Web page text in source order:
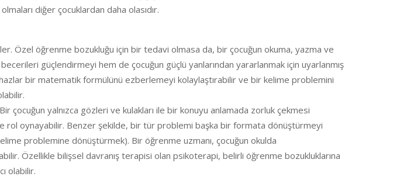
diğer çocuklardan daha olasıdır.
Özel öğrenme bozukluğu için bir tedavi olmasa da, bir çocuğun okuma, yazma ve
güçlendirmeyi hem de çocuğun güçlü yanlarından yararlanmak için uyarlanmış
bir matematik formülünü ezberlemeyi kolaylaştırabilir ve bir kelime problemini
yalnızca gözleri ve kulakları ile bir konuyu anlamada zorluk çekmesi
oynayabilir. Benzer şekilde, bir tür problemi başka bir formata dönüştürmeyi
problemine dönüştürmek). Bir öğrenme uzmanı, çocuğun okulda
Özellikle bilişsel davranış terapisi olan psikoterapi, belirli öğrenme bozukluklarına
olabilir.